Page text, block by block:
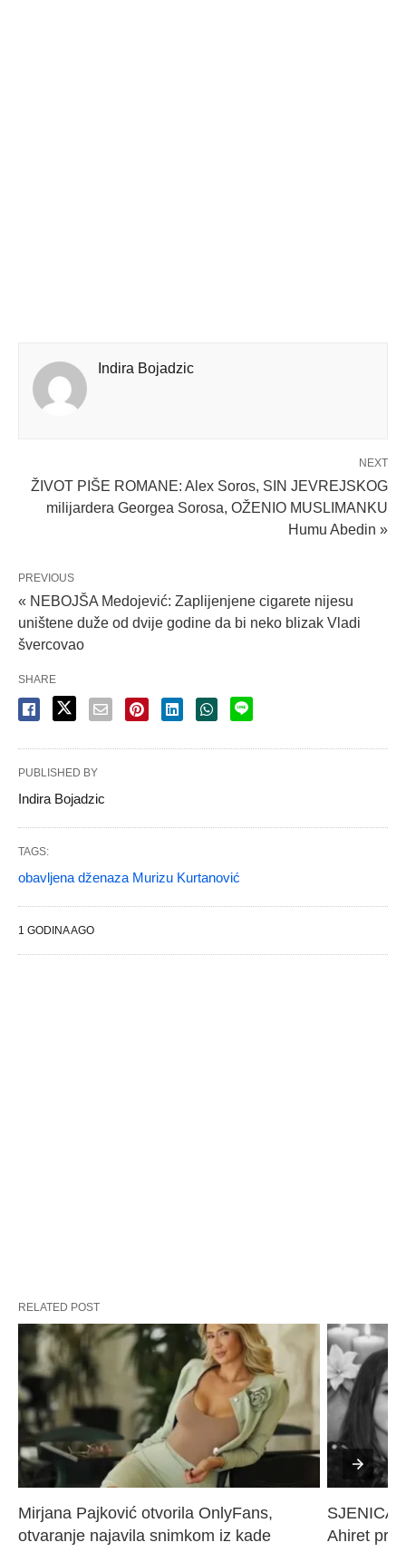
Indira Bojadzic
NEXT
ŽIVOT PIŠE ROMANE: Alex Soros, SIN JEVREJSKOG
milijardera Georgea Sorosa, OŽENIO MUSLIMANKU
Humu Abedin »
PREVIOUS
« NEBOJŠA Medojević: Zaplijenjene cigarete nijesu
uništene duže od dvije godine da bi neko blizak Vladi
švercovao
SHARE
PUBLISHED BY
Indira Bojadzic
TAGS:
obavljena dženaza Murizu Kurtanović
1 GODINA AGO
RELATED POST
Mirjana Pajković otvorila OnlyFans,
otvaranje najavila snimkom iz kade
SJENICA
Ahiret